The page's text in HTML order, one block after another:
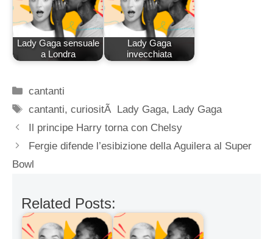
Lady Gaga sensuale
a Londra
Lady Gaga
invecchiata
Categorie
cantanti
Tag
cantanti,curiositÃ Lady Gaga, Lady Gaga
Il principe Harry torna con Chelsy
Fergie difende l’esibizione della Aguilera al Super
Bowl
Related Posts: